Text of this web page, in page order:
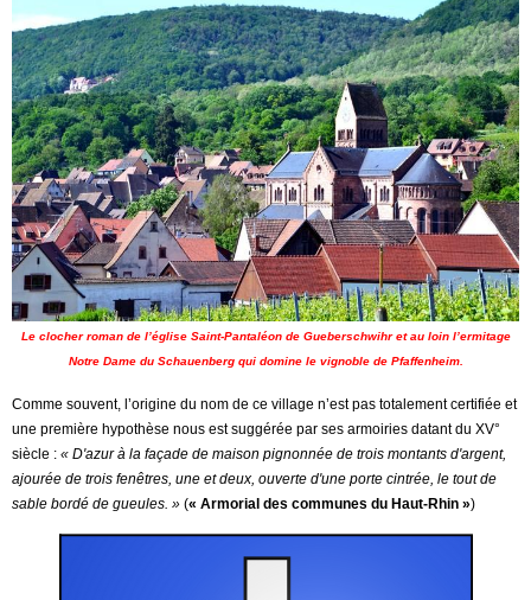
Le clocher roman de l’église Saint-Pantaléon de Gueberschwihr et au loin l’ermitage
Notre Dame du Schauenberg qui domine le vignoble de Pfaffenheim.
Comme souvent, l’origine du nom de ce village n’est pas totalement certifiée et
une première hypothèse nous est suggérée par ses armoiries datant du XV°
siècle : « D'azur à la façade de maison pignonnée de trois montants d'argent,
ajourée de trois fenêtres, une et deux, ouverte d'une porte cintrée, le tout de
sable bordé de gueules. » (« Armorial des communes du Haut-Rhin »)